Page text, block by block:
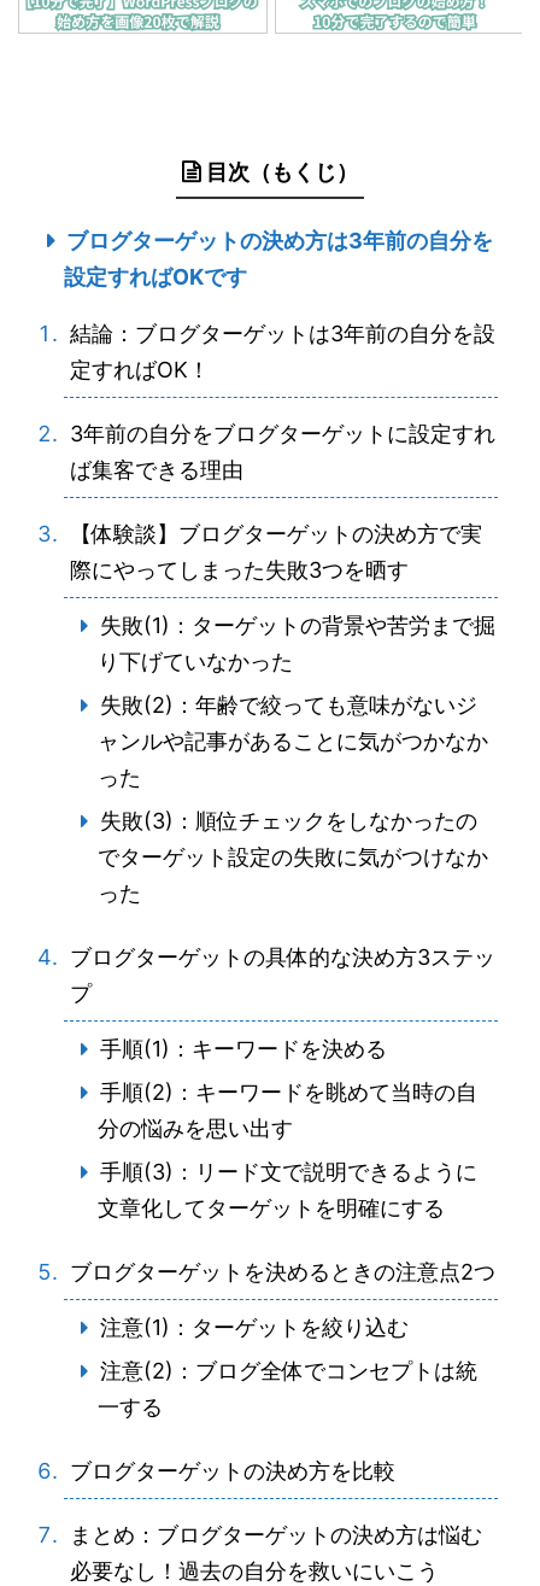
目次（もくじ）
ブログターゲットの決め方は3年前の自分を
設定すればOKです
結論：ブログターゲットは3年前の自分を設
定すればOK！
3年前の自分をブログターゲットに設定すれ
ば集客できる理由
【体験談】ブログターゲットの決め方で実
際にやってしまった失敗3つを晒す
失敗(1)：ターゲットの背景や苦労まで掘
り下げていなかった
失敗(2)：年齢で絞っても意味がないジ
ャンルや記事があることに気がつかなか
った
失敗(3)：順位チェックをしなかったの
でターゲット設定の失敗に気がつけなか
った
ブログターゲットの具体的な決め方3ステッ
プ
手順(1)：キーワードを決める
手順(2)：キーワードを眺めて当時の自
分の悩みを思い出す
手順(3)：リード文で説明できるように
文章化してターゲットを明確にする
ブログターゲットを決めるときの注意点2つ
注意(1)：ターゲットを絞り込む
注意(2)：ブログ全体でコンセプトは統
一する
ブログターゲットの決め方を比較
まとめ：ブログターゲットの決め方は悩む
必要なし！過去の自分を救いにいこう